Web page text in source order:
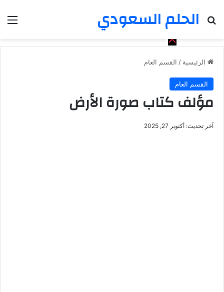
الحلم السعودي
بحث عن
الرئيسية / القسم العام
القسم العام
مؤلف كتاب صورة الأرض
آخر تحديث: أكتوبر 27, 2025